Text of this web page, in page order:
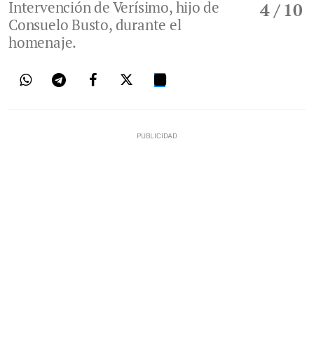
4/ 10
Intervención de Verísimo, hijo de
Consuelo Busto, durante el
homenaje.